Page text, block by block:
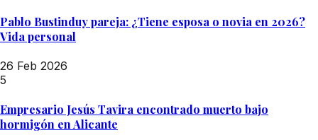
Pablo Bustinduy pareja: ¿Tiene esposa o novia en 2026?
Vida personal
26 Feb 2026
5
Empresario Jesús Tavira encontrado muerto bajo
hormigón en Alicante